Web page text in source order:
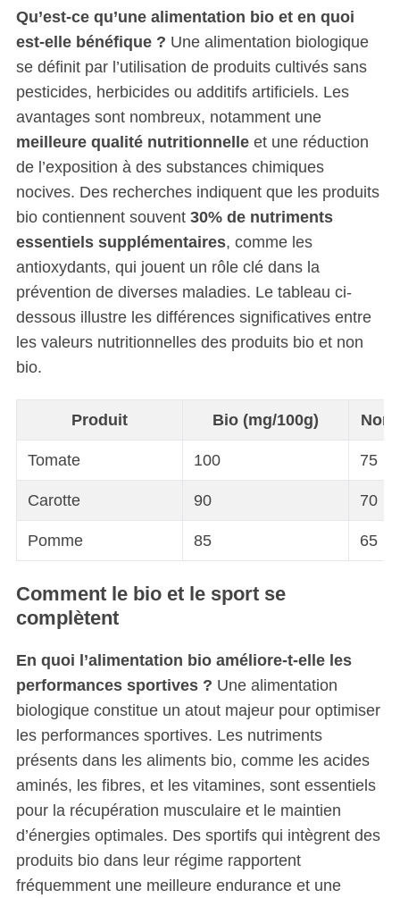
Qu’est-ce qu’une alimentation bio et en quoi
est-elle bénéfique ? Une alimentation biologique
se définit par l’utilisation de produits cultivés sans
pesticides, herbicides ou additifs artificiels. Les
avantages sont nombreux, notamment une
meilleure qualité nutritionnelleet une réduction
de l’exposition à des substances chimiques
nocives. Des recherches indiquent que les produits
bio contiennent souvent 30% de nutriments
essentiels supplémentaires, comme les
antioxydants, qui jouent un rôle clé dans la
prévention de diverses maladies. Le tableau ci-
dessous illustre les différences significatives entre
les valeurs nutritionnelles des produits bio et non
bio.
Produit Bio (mg/100g) Non
Tomate 100 75
Carotte 90 70
Pomme 85 65
Comment le bio et le sport se
complètent
En quoi l’alimentation bio améliore-t-elle les
performances sportives ? Une alimentation
biologique constitue un atout majeur pour optimiser
les performances sportives. Les nutriments
présents dans les aliments bio, comme les acides
aminés, les fibres, et les vitamines, sont essentiels
pour la récupération musculaire et le maintien
d’énergies optimales. Des sportifs qui intègrent des
produits bio dans leur régime rapportent
fréquemment une meilleure endurance et une
e
a
r
f
o